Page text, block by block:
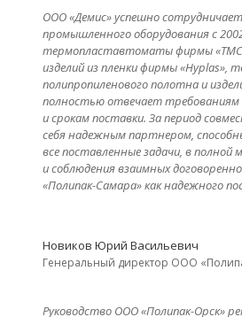
ООО «Демис» успешно
промышленного оборудования с
термопластавтоматы фирмы
изделий из пленки фирмы «Hyplas»,
полипропиленового полотна и
полностью отвечает требованиям
и срокам поставки. За период
себя надежным партнером,
все поставленные задачи, в
и соблюдения взаимных
«Полипак-Самара» как надежного
Новиков Юрий Васильевич
Генеральный директор ООО
Руководство ООО «Полипак-Орск»